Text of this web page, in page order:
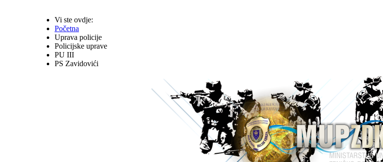
Vi ste ovdje:
Početna
Uprava policije
Policijske uprave
PU III
PS Zavidovići